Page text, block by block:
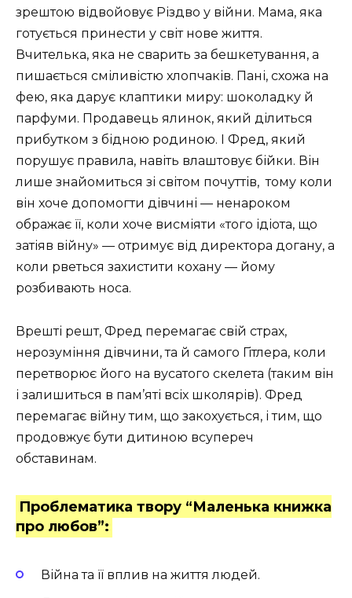
зрештою відвойовує Різдво у війни. Мама, яка
готується принести у світ нове життя.
Вчителька, яка не сварить за бешкетування, а
пишається сміливістю хлопчаків. Пані, схожа на
фею, яка дарує клаптики миру: шоколадку й
парфуми. Продавець ялинок, який ділиться
прибутком з бідною родиною. І Фред, який
порушує правила, навіть влаштовує бійки. Він
лише знайомиться зі світом почуттів, тому коли
він хоче допомогти дівчині — ненароком
ображає її, коли хоче висміяти «того ідіота, що
затіяв війну» — отримує від директора догану, а
коли рветься захистити кохану — йому
розбивають носа.
Врешті решт, Фред перемагає свій страх,
нерозуміння дівчини, та й самого Гітлера, коли
перетворює його на вусатого скелета (таким він
і залишиться в пам’яті всіх школярів). Фред
перемагає війну тим, що закохується, і тим, що
продовжує бути дитиною всупереч
обставинам.
Проблематика твору “Маленька книжка
про любов”:
Війна та її вплив на життя людей.